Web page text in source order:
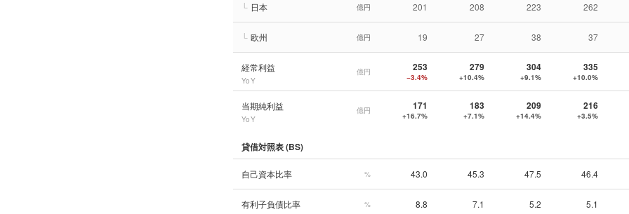
└ 日本 億円 201 208 223 262
└ 欧州 億円 19 27 38 37
経常利益
YoY
億円 253
−3.4%
279
+10.4%
304
+9.1%
335
+10.0%
当期純利益
YoY
億円 171
+16.7%
183
+7.1%
209
+14.4%
216
+3.5%
貸借対照表 (BS)
自己資本比率 % 43.0 45.3 47.5 46.4
有利子負債比率 % 8.8 7.1 5.2 5.1